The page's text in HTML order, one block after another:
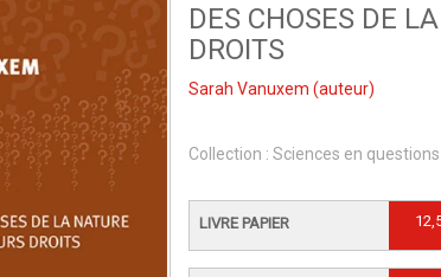
DES CHOSES DE
DROITS
Sarah Vanuxem (auteur)
Collection : Sciences en questions
LIVRE PAPIER